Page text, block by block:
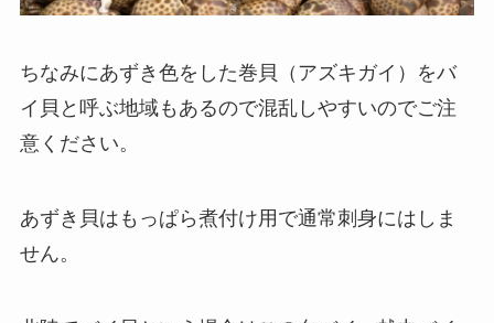
ちなみにあずき色をした巻貝（アズキガイ）をバ
イ貝と呼ぶ地域もあるので混乱しやすいのでご注
意ください。
あずき貝はもっぱら煮付け用で通常刺身にはしま
せん。